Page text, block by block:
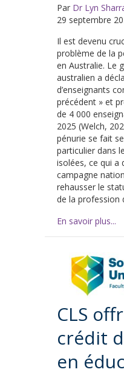
Par Dr Lyn
29 septembre
Il est devenu
problème de la
en Australie. Le
australien a
d’enseignants
précédent » et
de 4 000
2025 (Welch,
pénurie se fait
particulier dans
isolées, ce qui a
campagne
rehausser le
de la profession
En savoir plus...
CLS
crédit
en